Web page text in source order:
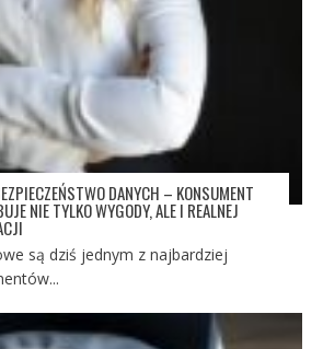
DANYCH – KONSUMENT
NIE TYLKO WYGODY, ALE I REALNEJ
są dziś jednym z najbardziej